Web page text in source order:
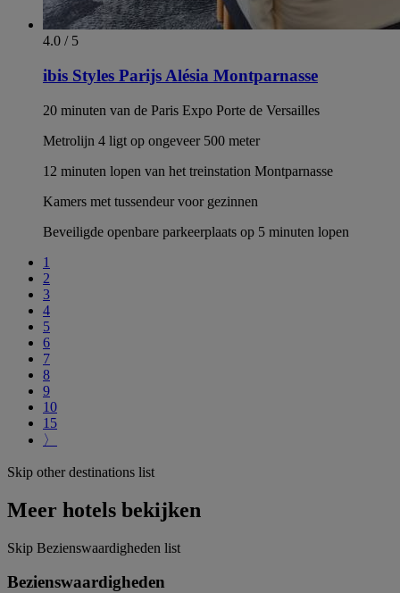
4.0 / 5
ibis Styles Parijs Alésia Montparnasse
20 minuten van de Paris Expo Porte de Versailles
Metrolijn 4 ligt op ongeveer 500 meter
12 minuten lopen van het treinstation Montparnasse
Kamers met tussendeur voor gezinnen
Beveiligde openbare parkeerplaats op 5 minuten lopen
1
2
3
4
5
6
7
8
9
10
15
〉
Skip other destinations list
Meer hotels bekijken
Skip Bezienswaardigheden list
Bezienswaardigheden